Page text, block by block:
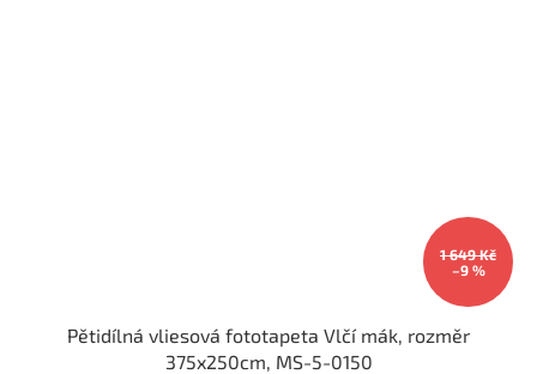
1 649 Kč
–9 %
Pětidílná vliesová fototapeta Vlčí mák, rozměr
375x250cm, MS-5-0150